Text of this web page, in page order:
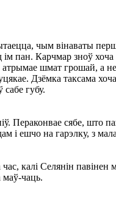
чым вінаваты
пан. Карчмар зноў
атрымае шмат грошай, а
Дзёмка таксама
губу.
Пераконвае сябе, што
і ешчо на гарэлку, з
калі Селянін
маў-чаць.